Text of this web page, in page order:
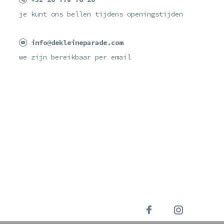
je kunt ons bellen tijdens openingstijden
info@dekleineparade.com
we zijn bereikbaar per email